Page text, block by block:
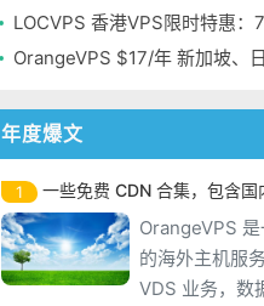
LOCVPS 香港VPS限时特惠：7折后月付仅21
OrangeVPS $17/年 新加坡、日
年度爆文
1
OrangeVPS
的海外主机服
VDS 业务，数